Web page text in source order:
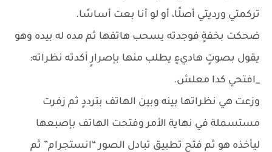
تركمتي ورديتي أصلًا، أو لو أنا بعت أساسًا.
ضحكت بخفةٍ فوجدته يسحب هاتفها ثم مده له بيده وهو
يقول بصوتٍ هاديءٍ يطلب منها بإصرارٍ أكدته نظراته:
_افتحي كدا معلش.
وزعت هي نظراتها بينه وبين الهاتف بترددٍ ثم زفرت
مستسملة في نهاية الأمر وفتحت الهاتف بإصبعها
ليأخذه هو ثم فتح تطبيق تبادل الصور “انستجرام” ثم